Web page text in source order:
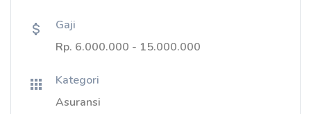
Gaji
Rp. 6.000.000 - 15.000.000
Kategori
Asuransi